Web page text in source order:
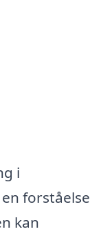
i
forståelse
kan